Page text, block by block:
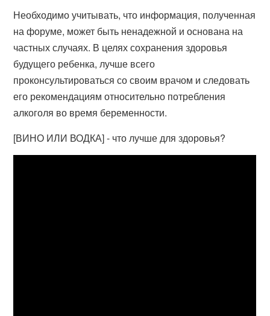
Необходимо учитывать, что информация, полученная
на форуме, может быть ненадежной и основана на
частных случаях. В целях сохранения здоровья
будущего ребенка, лучше всего
проконсультироваться со своим врачом и следовать
его рекомендациям относительно потребления
алкоголя во время беременности.
[ВИНО ИЛИ ВОДКА] - что лучше для здоровья?